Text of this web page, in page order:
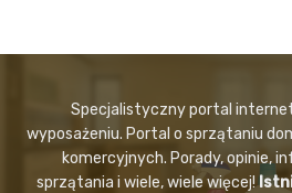
Specjalistyczny portal
wyposażeniu. Portal o sprzątaniu
komercyjnych. Porady, opinie,
sprzątania i wiele, wiele więcej!